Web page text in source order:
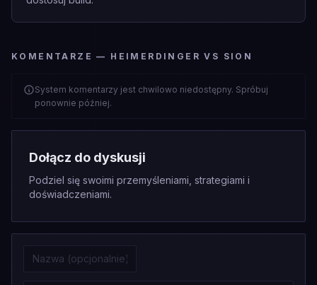
KOMENTARZE — HEIMERDINGER VS SION
System komentarzy jest chwilowo niedostępny. Spróbuj
ponownie później.
Dołącz do dyskusji
Podziel się swoimi przemyśleniami, strategiami i
doświadczeniami.